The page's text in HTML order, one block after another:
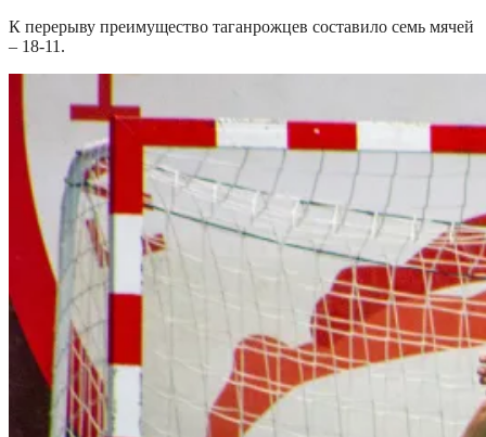
К перерыву преимущество таганрожцев составило семь мячей
– 18-11.